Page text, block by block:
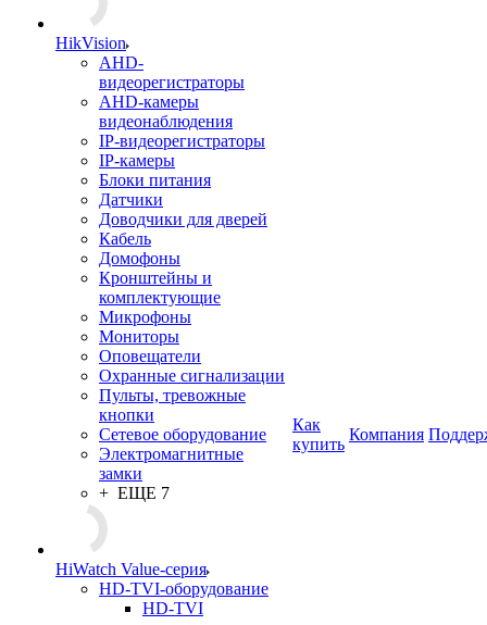
HikVision
AHD-
видеорегистраторы
AHD-камеры
видеонаблюдения
IP-видеорегистраторы
IP-камеры
Блоки питания
Датчики
Доводчики для дверей
Кабель
Домофоны
Кронштейны и
комплектующие
Микрофоны
Мониторы
Оповещатели
Охранные сигнализации
Пульты, тревожные
кнопки
Сетевое оборудование
Электромагнитные
замки
+ ЕЩЕ 7
HiWatch Value-серия
HD-TVI-оборудование
HD-TVI
Как
купить
Компания